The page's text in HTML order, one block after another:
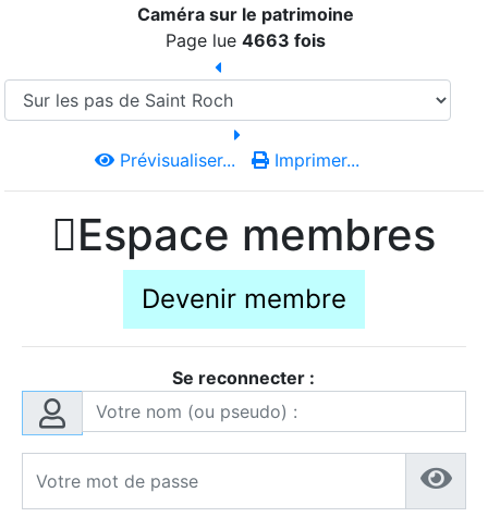
Caméra sur le patrimoine
Page lue 4663 fois
Prévisualiser... Imprimer...
Espace membres
Devenir membre
Se reconnecter :